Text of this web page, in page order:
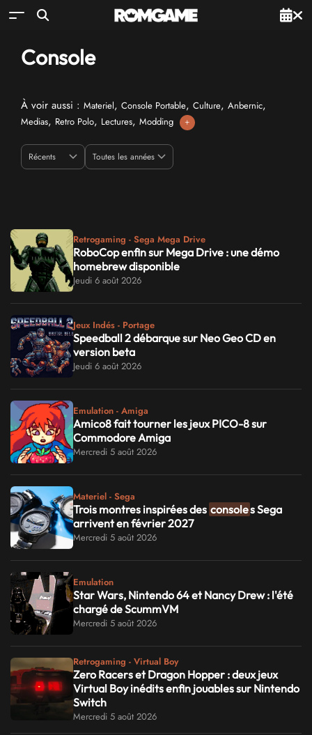
Console
À voir aussi : Materiel, Console Portable, Culture, Anbernic,
Medias, Retro Polo, Lectures, Modding +
Retrogaming - Sega Mega Drive
RoboCop enfin sur Mega Drive : une démo
homebrew disponible
Jeudi 6 août 2026
Jeux Indés - Portage
Speedball 2 débarque sur Neo Geo CD en
version beta
Jeudi 6 août 2026
Emulation - Amiga
Amico8 fait tourner les jeux PICO-8 sur
Commodore Amiga
Mercredi 5 août 2026
Materiel - Sega
Trois montres inspirées des consoles Sega
arrivent en février 2027
Mercredi 5 août 2026
Emulation
Star Wars, Nintendo 64 et Nancy Drew : l'été
chargé de ScummVM
Mercredi 5 août 2026
Retrogaming - Virtual Boy
Zero Racers et Dragon Hopper : deux jeux
Virtual Boy inédits enfin jouables sur Nintendo
Switch
Mercredi 5 août 2026